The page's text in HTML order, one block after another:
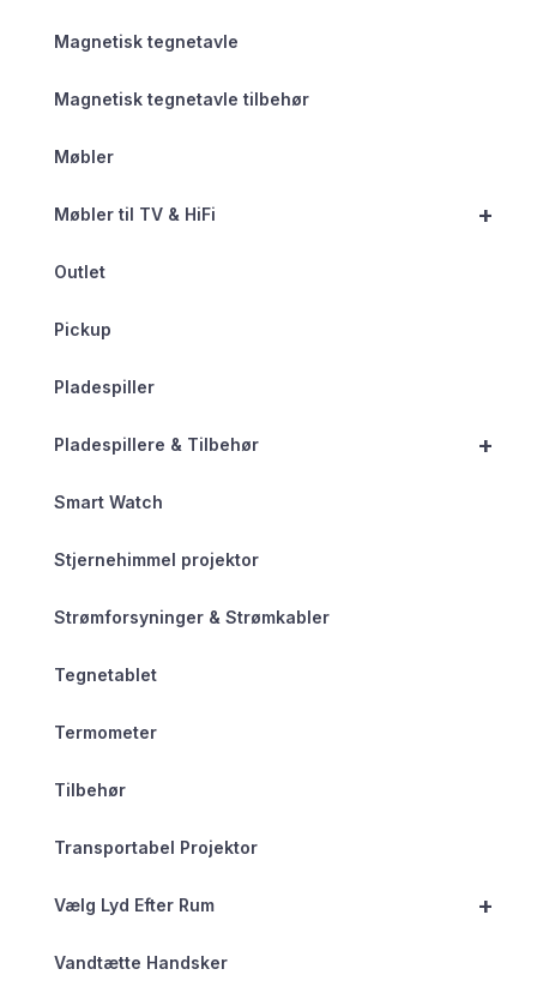
Magnetisk tegnetavle
Magnetisk tegnetavle tilbehør
Møbler
+
Møbler til TV & HiFi
Outlet
Pickup
Pladespiller
+
Pladespillere & Tilbehør
Smart Watch
Stjernehimmel projektor
Strømforsyninger & Strømkabler
Tegnetablet
Termometer
Tilbehør
Transportabel Projektor
+
Vælg Lyd Efter Rum
Vandtætte Handsker